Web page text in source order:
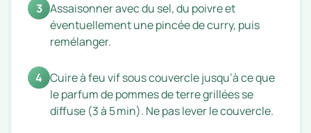
3 Assaisonner avec du sel, du poivre et
éventuellement une pincée de curry, puis
remélanger.
4 Cuire à feu vif sous couvercle jusqu’à ce que
le parfum de pommes de terre grillées se
diffuse (3 à 5 min). Ne pas lever le couvercle.